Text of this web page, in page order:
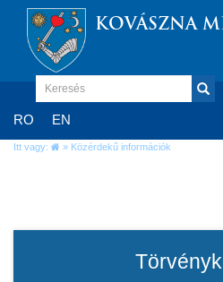
KOVÁSZNA
RO EN
Itt vagy: » Közérdekű információk